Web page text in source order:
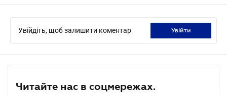
Увійдіть, щоб залишити коментар увійти
Читайте нас в соцмережах.